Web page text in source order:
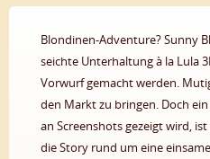
Blondinen-Adventure? Sunny
seichte Unterhaltung à la Lula
Vorwurf gemacht werden.
den Markt zu bringen. Doch
an Screenshots gezeigt wird,
die Story rund um eine